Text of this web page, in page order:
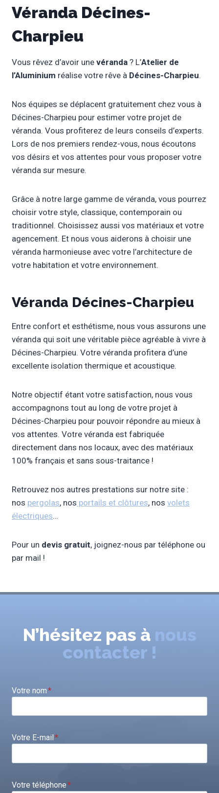
Véranda Décines-
Charpieu
Vous rêvez d’avoir une véranda ? L’Atelier de
l’Aluminium réalise votre rêve à Décines-Charpieu.
Nos équipes se déplacent gratuitement chez vous à
Décines-Charpieu pour estimer votre projet de
véranda. Vous profiterez de leurs conseils d’experts.
Lors de nos premiers rendez-vous, nous écoutons
vos désirs et vos attentes pour vous proposer votre
véranda sur mesure.
Grâce à notre large gamme de véranda, vous pourrez
choisir votre style, classique, contemporain ou
traditionnel. Choisissez aussi vos matériaux et votre
agencement. Et nous vous aiderons à choisir une
véranda harmonieuse avec votre l’architecture de
votre habitation et votre environnement.
Véranda Décines-Charpieu
Entre confort et esthétisme, nous vous assurons une
véranda qui soit une véritable pièce agréable à vivre à
Décines-Charpieu. Votre véranda profitera d’une
excellente isolation thermique et acoustique.
Notre objectif étant votre satisfaction, nous vous
accompagnons tout au long de votre projet à
Décines-Charpieu pour pouvoir répondre au mieux à
vos attentes. Votre véranda est fabriquée
directement dans nos locaux, avec des matériaux
100% français et sans sous-traitance !
Retrouvez nos autres prestations sur notre site :
nos pergolas, nos portails et clôtures, nos volets
électriques…
Pour un devis gratuit, joignez-nous par téléphone ou
par mail !
N’hésitez pas à nous
contacter !
Votre nom*
Votre E-mail *
Votre téléphone*